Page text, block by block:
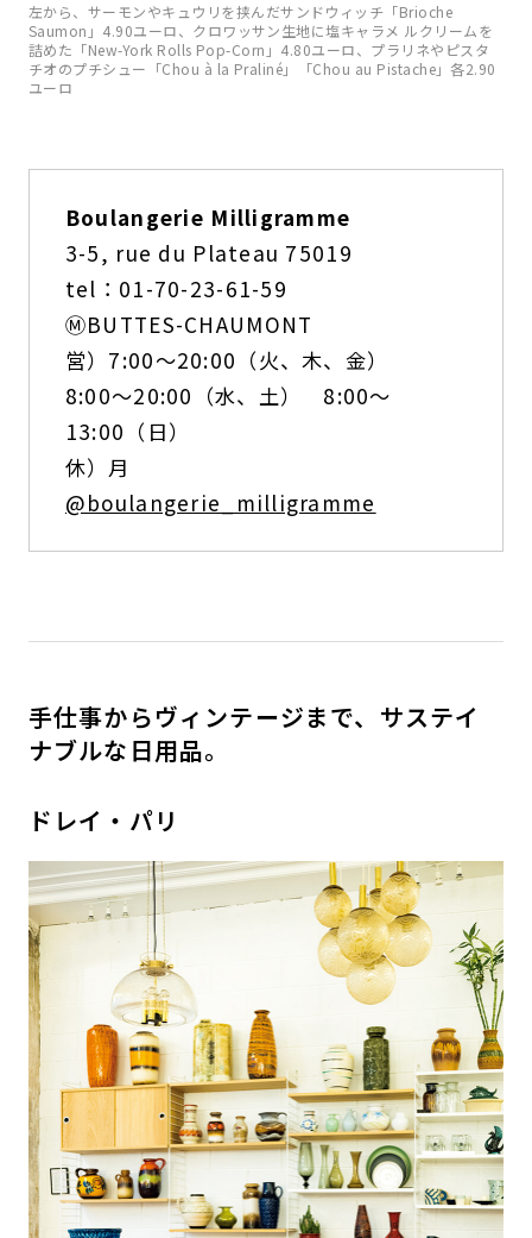
左から、サーモンやキュウリを挟んだサンドウィッチ「Brioche
Saumon」4.90ユーロ、クロワッサン生地に塩キャラメ ルクリームを
詰めた「New-York Rolls Pop-Corn」4.80ユーロ、プラリネやピスタ
チオのプチシュー「Chou à la Praliné」「Chou au Pistache」各2.90
ユーロ
Boulangerie Milligramme
3-5, rue du Plateau 75019
tel：01-70-23-61-59
Ⓜ️BUTTES-CHAUMONT
営）7:00〜20:00（火、木、金）
8:00〜20:00（水、土） 8:00〜
13:00（日）
休）月
@boulangerie_milligramme
手仕事からヴィンテージまで、サステイ
ナブルな日用品。
ドレイ・パリ